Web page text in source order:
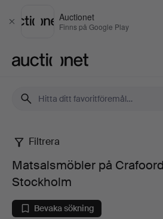
Stäng
Auctionet
Finns på Google Play
Matsalsmöbler
på
Crafoord
Filtrera
Matsalsmöbler på
Stockholm
Bevaka sökning